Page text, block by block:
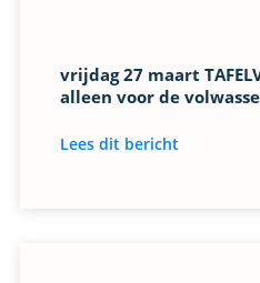
vrijdag 27 maart
alleen voor de
Lees dit bericht